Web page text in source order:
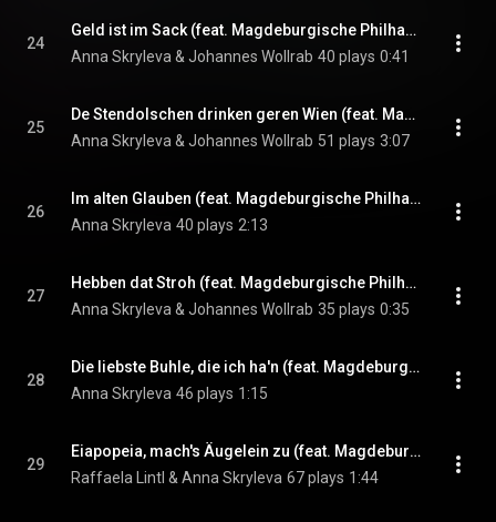
24
Geld ist im Sack (feat. Magdeburgische Philharmonie, Benjamin Lee, Frank Heinrich & Opernchor des Theaters Magdeburg)
Anna Skryleva & Johannes Wollrab 40 plays 0:41
25
De Stendolschen drinken geren Wien (feat. Magdeburgische Philharmonie, Frank Heinrich, Benjamin Lee & Na’ama Shulman)
Anna Skryleva & Johannes Wollrab 51 plays 3:07
26
Im alten Glauben (feat. Magdeburgische Philharmonie, Karina Repova & Na’ama Shulman)
Anna Skryleva 40 plays 2:13
27
Hebben dat Stroh (feat. Magdeburgische Philharmonie & Benjamin Lee)
Anna Skryleva & Johannes Wollrab 35 plays 0:35
28
Die liebste Buhle, die ich ha'n (feat. Magdeburgische Philharmonie, Benjamin Lee & Opernchor des Theaters Magdeburg)
Anna Skryleva 46 plays 1:15
29
Eiapopeia, mach's Äugelein zu (feat. Magdeburgische Philharmonie)
Raffaela Lintl & Anna Skryleva 67 plays 1:44